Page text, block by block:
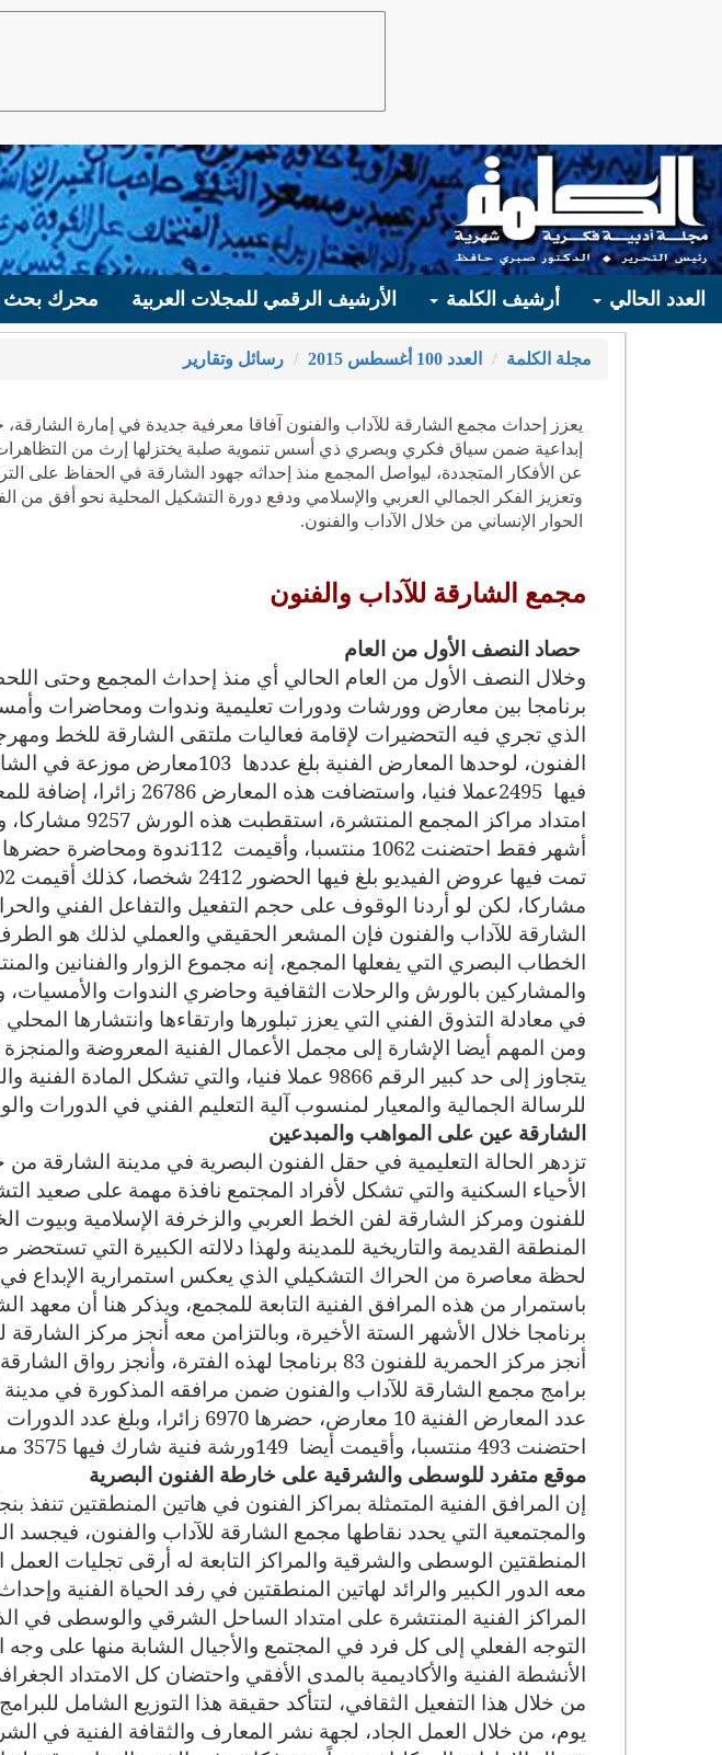
العدد الحالي أرشيف الكلمة الأرشيف الرقمي للمجلات العربية محرك بحث
مجلة الكلمة العدد 100 أغسطس 2015 رسائل وتقارير
يعزز إحداث مجمع الشارقة للآداب والفنون آفاقا معرفية جديدة في إمارة
إبداعية ضمن سياق فكري وبصري ذي أسس تنموية صلبة يختزلها إرث من
عن الأفكار المتجددة، ليواصل المجمع منذ إحداثه جهود الشارقة في الحفاظ على
وتعزيز الفكر الجمالي العربي والإسلامي ودفع دورة التشكيل المحلية نحو أفق من
الحوار الإنساني من خلال الآداب والفنون.
مجمع الشارقة للآداب والفنون
حصاد النصف الأول من العام
برنامجا بين معارض وورشات ودورات تعليمية وندوات ومحاضرات
الذي تجري فيه التحضيرات لإقامة فعاليات ملتقى الشارقة للخط
الفنون، لوحدها المعارض الفنية بلغ عددها 103معارض موزعة في
فيها 2495عملا فنيا، واستضافت هذه المعارض 26786 زائرا، إضافة للمعارض أقيمت
أشهر فقط احتضنت 1062 منتسبا، وأقيمت
112
مشاركا، لكن لو أردنا الوقوف على حجم التفعيل والتفاعل الفني
الشارقة للآداب والفنون فإن المشعر الحقيقي والعملي لذلك هو
الخطاب البصري التي يفعلها المجمع، إنه مجموع الزوار والفنانين
والمشاركين بالورش والرحلات الثقافية وحاضري الندوات والأمسيات،
في معادلة التذوق الفني التي يعزز تبلورها وارتقاءها وانتشارها
ومن المهم أيضا الإشارة إلى مجمل الأعمال الفنية المعروضة
يتجاوز إلى حد كبير الرقم 9866 عملا فنيا، والتي تشكل
للرسالة الجمالية والمعيار لمنسوب آلية التعليم الفني في الدورات
الشارقة عين على المواهب والمبدعين
تزدهر الحالة التعليمية في حقل الفنون البصرية في مدينة الشارقة
الأحياء السكنية والتي تشكل لأفراد المجتمع نافذة مهمة على صعيد
للفنون ومركز الشارقة لفن الخط العربي والزخرفة الإسلامية وبيوت
المنطقة القديمة والتاريخية للمدينة ولهذا دلالته الكبيرة التي
لحظة معاصرة من الحراك التشكيلي الذي يعكس استمرارية الإبداع في
احتضنت 493 منتسبا، وأقيمت أيضا
149ورشة فنية شارك فيها 3575 مشاركا
موقع متفرد للوسطى والشرقية على خارطة الفنون البصرية
إن المرافق الفنية المتمثلة بمراكز الفنون في هاتين المنطقتين تنفذ
والمجتمعية التي يحدد نقاطها مجمع الشارقة للآداب والفنون،
المنطقتين الوسطى والشرقية والمراكز التابعة له أرقى تجليات العمل
معه الدور الكبير والرائد لهاتين المنطقتين في رفد الحياة الفنية
المراكز الفنية المنتشرة على امتداد الساحل الشرقي والوسطى في
التوجه الفعلي إلى كل فرد في المجتمع والأجيال الشابة منها على
الأنشطة الفنية والأكاديمية بالمدى الأفقي واحتضان كل الامتداد
من خلال هذا التفعيل الثقافي، لتتأكد حقيقة هذا التوزيع الشامل
يوم، من خلال العمل الجاد، لجهة نشر المعارف والثقافة الفنية في